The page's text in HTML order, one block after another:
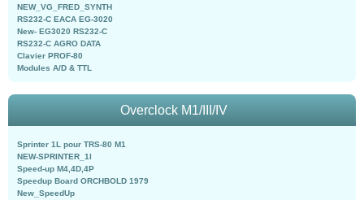
NEW_VG_FRED_SYNTH
RS232-C EACA EG-3020
New- EG3020 RS232-C
RS232-C AGRO DATA
Clavier PROF-80
Modules A/D & TTL
Overclock M1/III/IV
Sprinter 1L pour TRS-80 M1
NEW-SPRINTER_1l
Speed-up M4,4D,4P
Speedup Board ORCHBOLD 1979
New_SpeedUp